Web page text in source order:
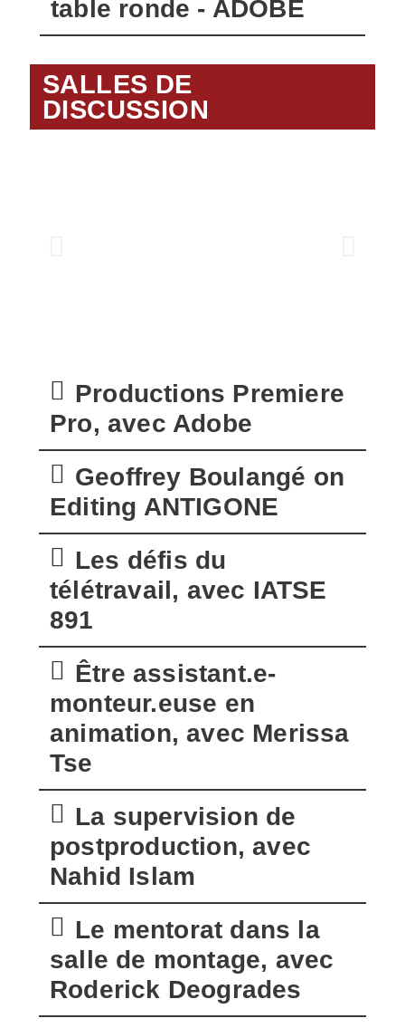
table ronde - ADOBE
SALLES DE
DISCUSSION
Productions Premiere
Pro, avec Adobe
Geoffrey Boulangé on
Editing ANTIGONE
Les défis du
télétravail, avec IATSE
891
Être assistant.e-
monteur.euse en
animation, avec Merissa
Tse
La supervision de
postproduction, avec
Nahid Islam
Le mentorat dans la
salle de montage, avec
Roderick Deogrades